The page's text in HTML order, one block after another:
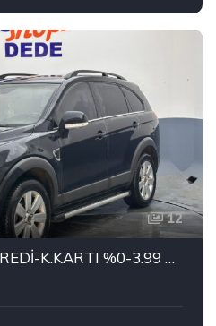
12
TAMAMINA TİCARİ KREDİ-K.KARTI %0-3.99 ÇEK-2.99 SENET-ÇKS SATIŞ